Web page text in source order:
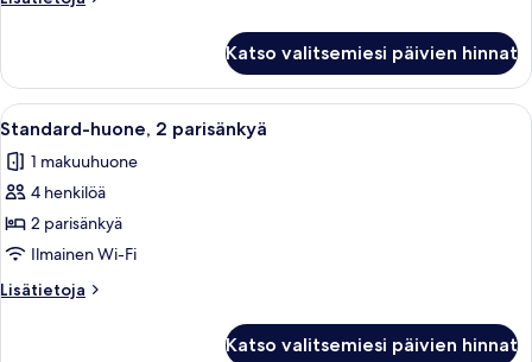
näköala
kuvat
2
parisänkyä,
näköala
Katso valitsemiesi päivien hinnat
Avaa
kaikki
huonetyypin
Standard-
huone,
2
parisänkyä
kuvat
Hotellihuone, jossa on kaksi sänkyä,
6
Standard-huone, 2 parisänkyä
1 makuuhuone
4 henkilöä
2 parisänkyä
Ilmainen Wi-Fi
Lisätietoja
Lisätietoja
Katso valitsemiesi päivien hinnat